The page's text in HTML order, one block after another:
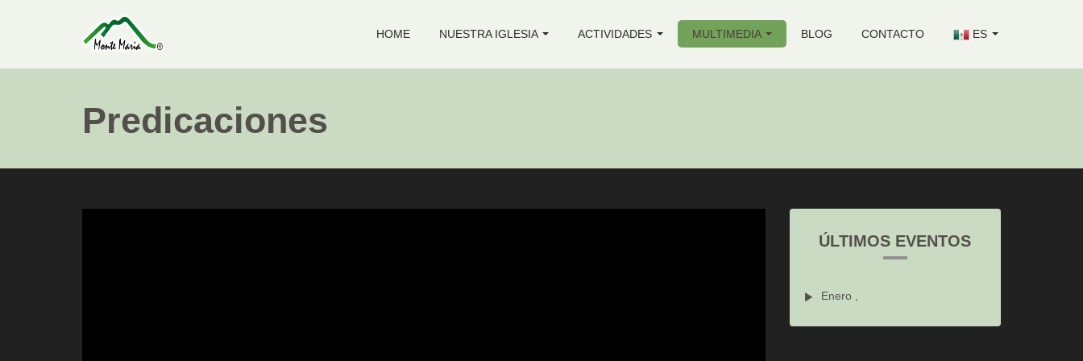
HOME NUESTRA IGLESIA ACTIVIDADES MULTIMEDIA BLOG CONTACTO ES
Predicaciones
ÚLTIMOS EVENTOS
Enero ,